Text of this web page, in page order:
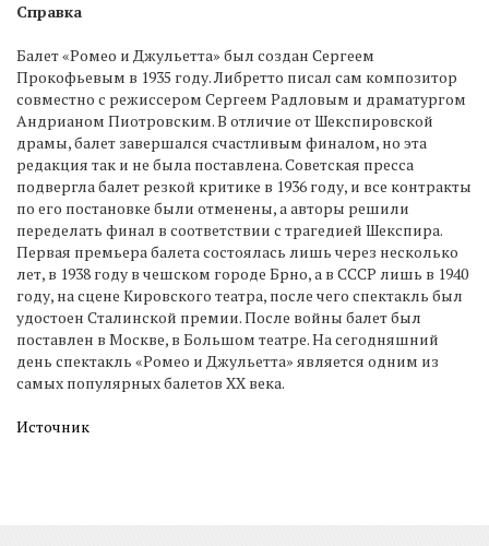
Справка
Балет «Ромео и Джульетта» был создан Сергеем
Прокофьевым в 1935 году. Либретто писал сам композитор
совместно с режиссером Сергеем Радловым и драматургом
Андрианом Пиотровским. В отличие от Шекспировской
драмы, балет завершался счастливым финалом, но эта
редакция так и не была поставлена. Советская пресса
подвергла балет резкой критике в 1936 году, и все контракты
по его постановке были отменены, а авторы решили
переделать финал в соответствии с трагедией Шекспира.
Первая премьера балета состоялась лишь через несколько
лет, в 1938 году в чешском городе Брно, а в СССР лишь в 1940
году, на сцене Кировского театра, после чего спектакль был
удостоен Сталинской премии. После войны балет был
поставлен в Москве, в Большом театре. На сегодняшний
день спектакль «Ромео и Джульетта» является одним из
самых популярных балетов ХХ века.
Источник